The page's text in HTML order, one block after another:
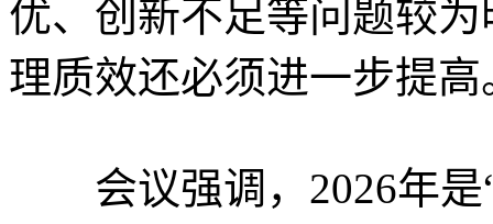
优、创新不足等问题较
理质效还必须进一步提高
会议强调，2026年是“